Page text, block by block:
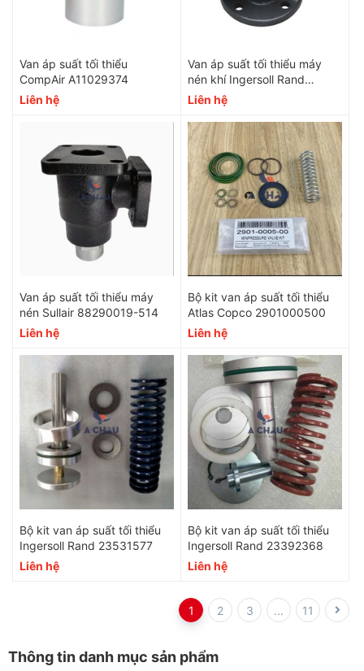
Van áp suất tối thiểu
CompAir A11029374
Liên hệ
Van áp suất tối thiểu máy
nén khí Ingersoll Rand
99289860
Liên hệ
Van áp suất tối thiểu máy
nén Sullair 88290019-514
Liên hệ
Bộ kit van áp suất tối thiểu
Atlas Copco 2901000500
Liên hệ
Bộ kit van áp suất tối thiểu
Ingersoll Rand 23531577
Liên hệ
Bộ kit van áp suất tối thiểu
Ingersoll Rand 23392368
Liên hệ
1 2 3 ... 11
Thông tin danh mục sản phẩm